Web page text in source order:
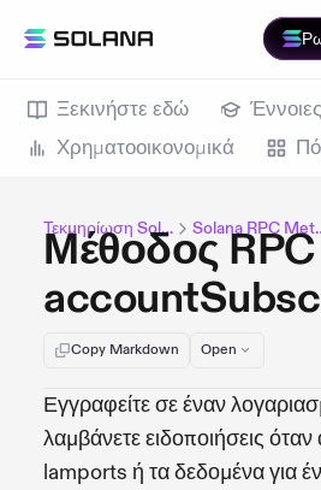
Ξεκινήστε εδώ Έννοιες
Χρηματοοικονομικά
Τεκμηρίωση Solana
Μέθοδος RPC
Copy Markdown Open
Εγγραφείτε σε έναν
λαμβάνετε ειδοποιήσεις
lamports ή τα δεδομένα για